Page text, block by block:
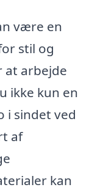
være en
stil og
arbejde
ikke kun en
i sindet ved
af
kan